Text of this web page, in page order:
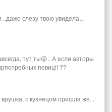
слезу твою увидела...
тут ты😜.. А если авторы
певиц!! ??
с кузнецом пришла же...